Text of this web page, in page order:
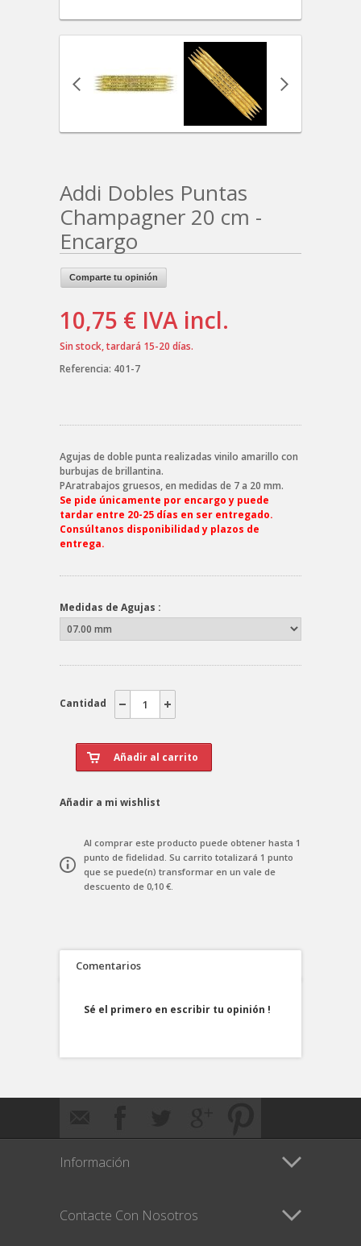
Addi Dobles Puntas
Champagner 20 cm -
Encargo
Comparte tu opinión
10,75 € IVA incl.
Sin stock, tardará 15-20 días.
Referencia: 401-7
Agujas de doble punta realizadas vinilo amarillo con
burbujas de brillantina.
PAratrabajos gruesos, en medidas de 7 a 20 mm.
Se pide únicamente por encargo y puede
tardar entre 20-25 días en ser entregado.
Consúltanos disponibilidad y plazos de
entrega.
Medidas de Agujas :
Cantidad
Añadir a mi wishlist
Al comprar este producto puede obtener hasta 1
punto de fidelidad. Su carrito totalizará 1 punto
que se puede(n) transformar en un vale de
descuento de 0,10 €.
Comentarios
Sé el primero en escribir tu opinión !
Información
Contacte Con Nosotros